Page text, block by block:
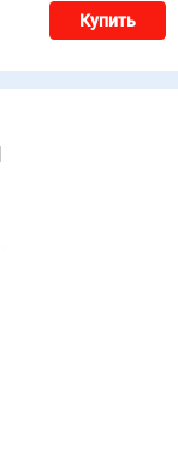
Купить